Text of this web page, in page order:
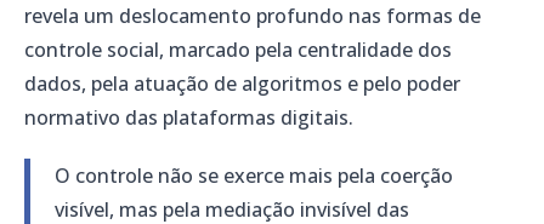
revela um deslocamento profundo nas formas de
controle social, marcado pela centralidade dos
dados, pela atuação de algoritmos e pelo poder
normativo das plataformas digitais.
O controle não se exerce mais pela coerção
visível, mas pela mediação invisível das